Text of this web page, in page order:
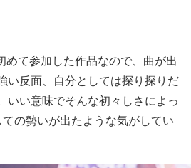
めて参加した作品なので、曲が出
い反面、自分としては探り探りだ
いい意味でそんな初々しさによっ
の勢いが出たような気がしてい